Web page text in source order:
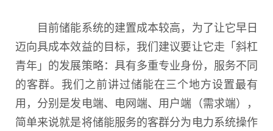
目前储能系统的建置成本较高，为了让它早日
迈向具成本效益的目标，我们建议要让它走「斜杠
青年」的发展策略：具有多重专业身份，服务不同
的客群。我们之前讲过储能在三个地方设置最有
用，分别是发电端、电网端、用户端（需求端），
简单来说就是将储能服务的客群分为电力系统操作